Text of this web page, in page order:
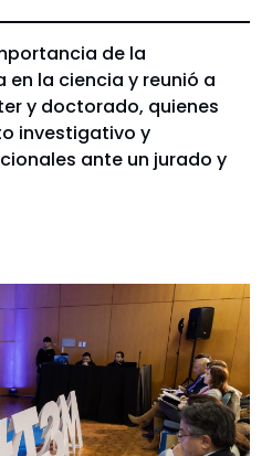
de la
la ciencia y reunió a
y doctorado, quienes
investigativo y
ante un jurado y